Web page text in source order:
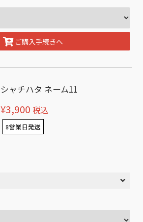
ご購入手続きへ
シャチハタ ネーム11
¥3,900 税込
8営業日発送